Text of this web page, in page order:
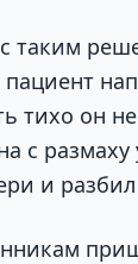
таким
тихо он
с размаху
и